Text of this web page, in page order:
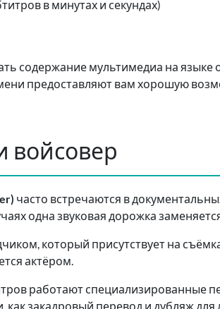
в минутах и секундах)
содержание мультимедиа на языке
предоставляют вам хорошую
войсовер
часто встречаются в
одна звуковая дорожка
который присутствует на
актёром.
работают специализированные
как закадровый перевод и дубляж